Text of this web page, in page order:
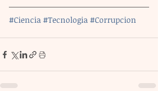
#Ciencia#Tecnologia#Corrupcion